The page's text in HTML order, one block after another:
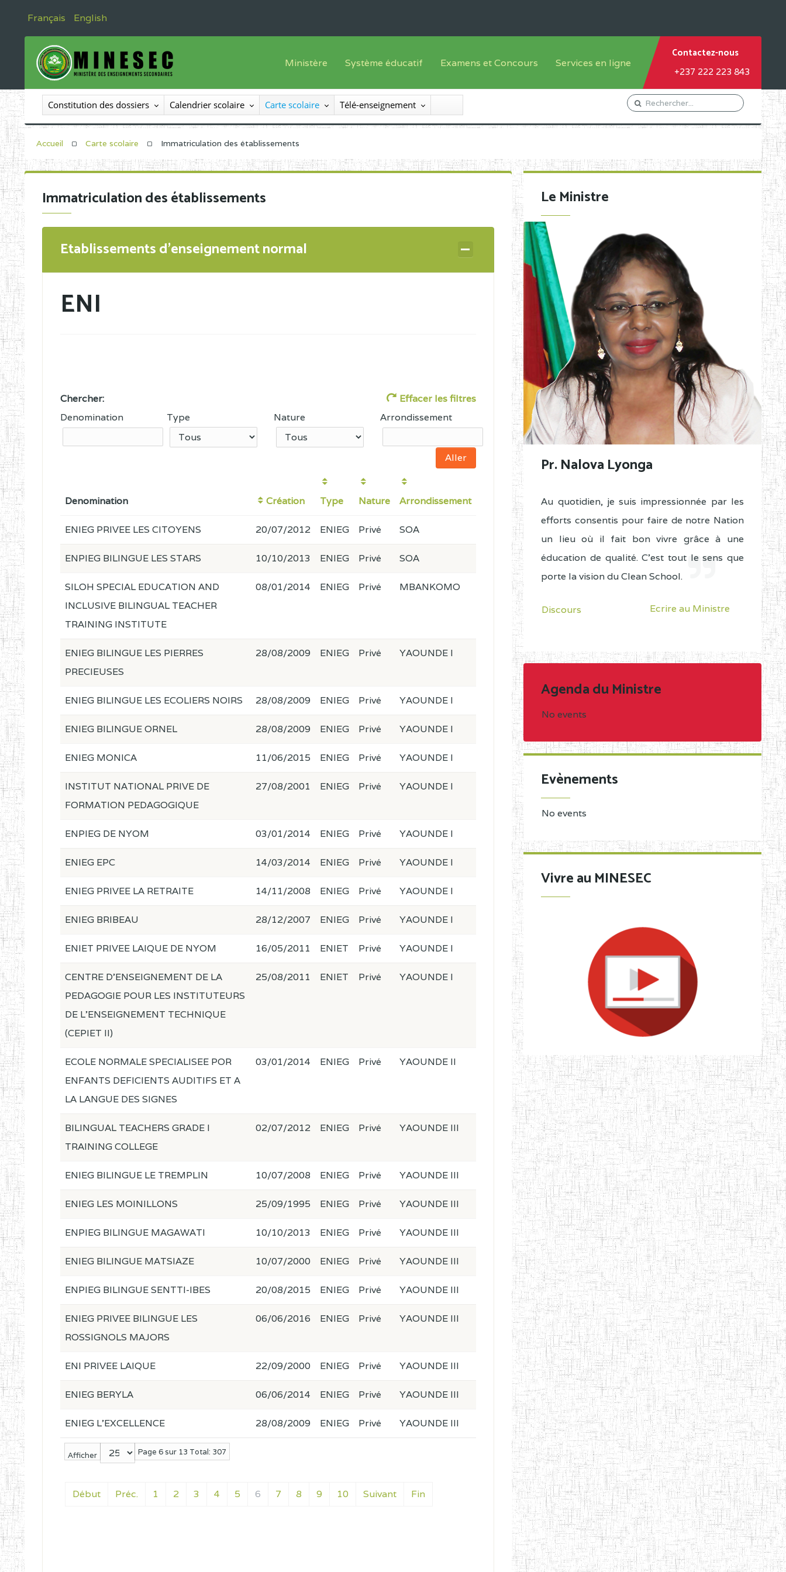
Français English
Ministère
Le Ministre
Le SEESEN
Inspection Générale des Enseignements
Organigramme
Système éducatif
Offre de formation
Sous système francophone
Progammes d'études
Examens et Concours
Inscriptions
Liste des candidats
Diplômes disponibles
Services en ligne
Orientation Conseil
Gestion du Personnel
Demande de subvention
Contactez-nous
+237 222 223 843
Constitution des dossiers Calendrier scolaire Carte scolaire Télé-enseignement
Accueil Carte scolaire Immatriculation des établissements
Immatriculation des établissements
Etablissements d'enseignement normal
ENI
Chercher:
Effacer les filtres
Denomination
Type Nature Arrondissement
Denomination Création Type Nature Arrondissement
Afficher Page 6 sur 13 Total: 307
Début Préc. 1 2 3 4 5 6 7 8 9 10 Suivant Fin
ENIEG PRIVEE LES CITOYENS 20/07/2012 ENIEG Privé SOA
ENPIEG BILINGUE LES STARS 10/10/2013 ENIEG Privé SOA
SILOH SPECIAL EDUCATION AND
INCLUSIVE BILINGUAL TEACHER
TRAINING INSTITUTE
08/01/2014 ENIEG Privé MBANKOMO
ENIEG BILINGUE LES PIERRES
PRECIEUSES
28/08/2009 ENIEG Privé YAOUNDE I
ENIEG BILINGUE LES ECOLIERS NOIRS 28/08/2009 ENIEG Privé YAOUNDE I
ENIEG BILINGUE ORNEL 28/08/2009 ENIEG Privé YAOUNDE I
ENIEG MONICA 11/06/2015 ENIEG Privé YAOUNDE I
INSTITUT NATIONAL PRIVE DE
FORMATION PEDAGOGIQUE
27/08/2001 ENIEG Privé YAOUNDE I
ENPIEG DE NYOM 03/01/2014 ENIEG Privé YAOUNDE I
ENIEG EPC 14/03/2014 ENIEG Privé YAOUNDE I
ENIEG PRIVEE LA RETRAITE 14/11/2008 ENIEG Privé YAOUNDE I
ENIEG BRIBEAU 28/12/2007 ENIEG Privé YAOUNDE I
ENIET PRIVEE LAIQUE DE NYOM 16/05/2011 ENIET Privé YAOUNDE I
CENTRE D'ENSEIGNEMENT DE LA
PEDAGOGIE POUR LES INSTITUTEURS
DE L'ENSEIGNEMENT TECHNIQUE
(CEPIET II)
25/08/2011 ENIET Privé YAOUNDE I
ECOLE NORMALE SPECIALISEE POR
ENFANTS DEFICIENTS AUDITIFS ET A
LA LANGUE DES SIGNES
03/01/2014 ENIEG Privé YAOUNDE II
BILINGUAL TEACHERS GRADE I
TRAINING COLLEGE
02/07/2012 ENIEG Privé YAOUNDE III
ENIEG BILINGUE LE TREMPLIN 10/07/2008 ENIEG Privé YAOUNDE III
ENIEG LES MOINILLONS 25/09/1995 ENIEG Privé YAOUNDE III
ENPIEG BILINGUE MAGAWATI 10/10/2013 ENIEG Privé YAOUNDE III
ENIEG BILINGUE MATSIAZE 10/07/2000 ENIEG Privé YAOUNDE III
ENPIEG BILINGUE SENTTI-IBES 20/08/2015 ENIEG Privé YAOUNDE III
ENIEG PRIVEE BILINGUE LES
ROSSIGNOLS MAJORS
06/06/2016 ENIEG Privé YAOUNDE III
ENI PRIVEE LAIQUE 22/09/2000 ENIEG Privé YAOUNDE III
ENIEG BERYLA 06/06/2014 ENIEG Privé YAOUNDE III
ENIEG L'EXCELLENCE 28/08/2009 ENIEG Privé YAOUNDE III
Le Ministre
Pr. Nalova Lyonga
Au quotidien, je suis impressionnée par les
efforts consentis pour faire de notre Nation
un lieu où il fait bon vivre grâce à une
éducation de qualité. C'est tout le sens que
porte la vision du Clean School.
Discours Ecrire au Ministre
Agenda du Ministre
No events
Evènements
No events
Vivre au MINESEC